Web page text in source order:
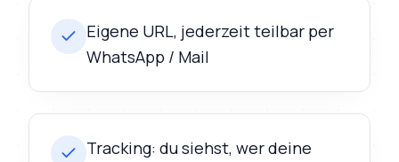
Eigene URL, jederzeit teilbar per
WhatsApp / Mail
Tracking: du siehst, wer deine